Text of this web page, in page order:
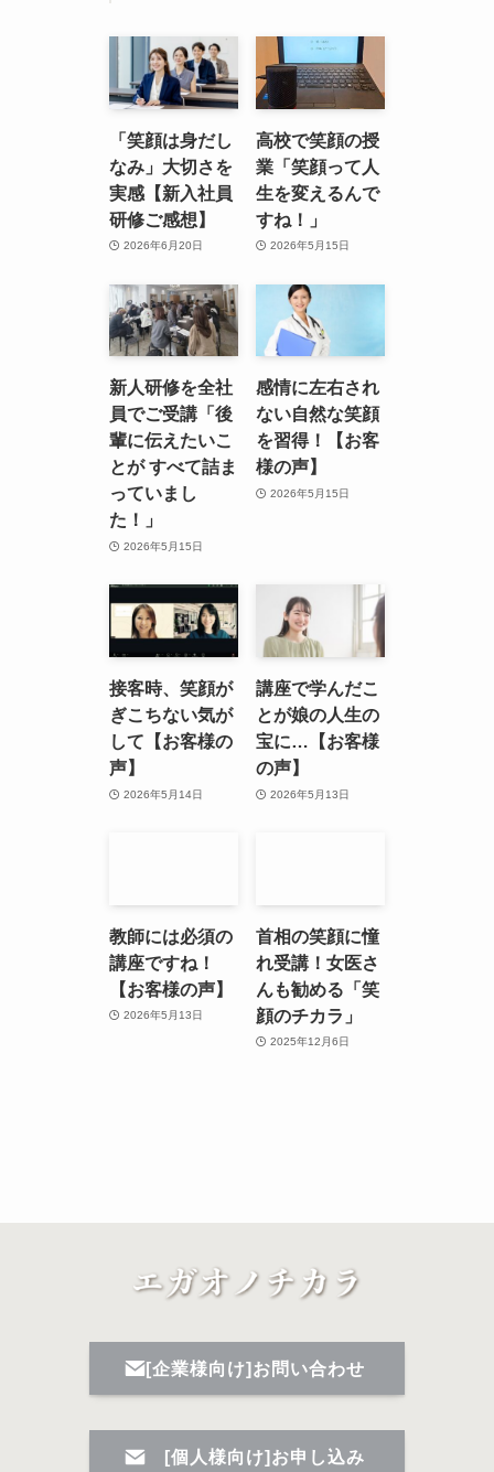
「笑顔は身だし
なみ」大切さを
実感【新入社員
研修ご感想】
2026年6月20日
高校で笑顔の授
業「笑顔って人
生を変えるんで
すね！」
2026年5月15日
新人研修を全社
員でご受講「後
輩に伝えたいこ
とが すべて詰ま
っていまし
た！」
2026年5月15日
感情に左右され
ない自然な笑顔
を習得！【お客
様の声】
2026年5月15日
接客時、笑顔が
ぎこちない気が
して【お客様の
声】
2026年5月14日
講座で学んだこ
とが娘の人生の
宝に…【お客様
の声】
2026年5月13日
教師には必須の
講座ですね！
【お客様の声】
2026年5月13日
首相の笑顔に憧
れ受講！女医さ
んも勧める「笑
顔のチカラ」
2025年12月6日
[企業様向け]お問い合わせ
[個人様向け]お申し込み